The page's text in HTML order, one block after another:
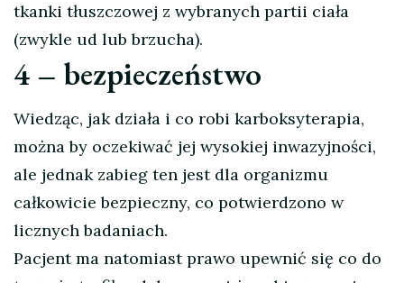
tkanki tłuszczowej z wybranych partii ciała
(zwykle ud lub brzucha).
4 – bezpieczeństwo
Wiedząc, jak działa i co robi karboksyterapia,
można by oczekiwać jej wysokiej inwazyjności,
ale jednak zabieg ten jest dla organizmu
całkowicie bezpieczny, co potwierdzono w
licznych badaniach.
Pacjent ma natomiast prawo upewnić się co do